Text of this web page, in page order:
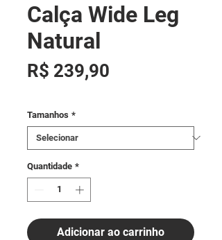
Calça Wide Leg
Natural
R$ 239,90
Tamanhos *
Quantidade *
Adicionar ao carrinho